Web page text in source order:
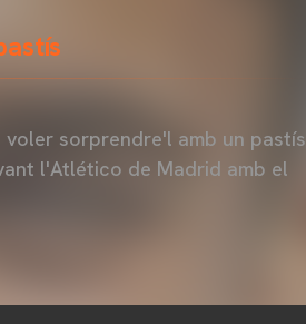
voler sorprendre'l amb un pastís
l'Atlético de Madrid amb el